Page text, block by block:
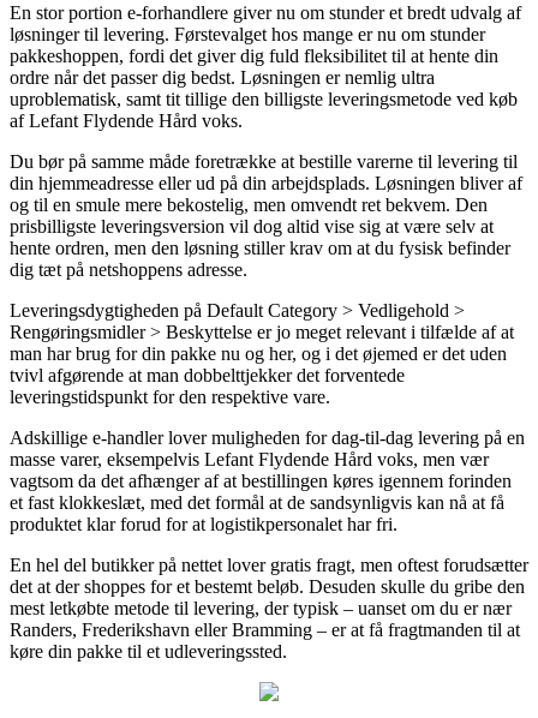
En stor portion e-forhandlere giver nu om stunder et bredt udvalg af
løsninger til levering. Førstevalget hos mange er nu om stunder
pakkeshoppen, fordi det giver dig fuld fleksibilitet til at hente din
ordre når det passer dig bedst. Løsningen er nemlig ultra
uproblematisk, samt tit tillige den billigste leveringsmetode ved køb
af Lefant Flydende Hård voks.
Du bør på samme måde foretrække at bestille varerne til levering til
din hjemmeadresse eller ud på din arbejdsplads. Løsningen bliver af
og til en smule mere bekostelig, men omvendt ret bekvem. Den
prisbilligste leveringsversion vil dog altid vise sig at være selv at
hente ordren, men den løsning stiller krav om at du fysisk befinder
dig tæt på netshoppens adresse.
Leveringsdygtigheden på Default Category > Vedligehold >
Rengøringsmidler > Beskyttelse er jo meget relevant i tilfælde af at
man har brug for din pakke nu og her, og i det øjemed er det uden
tvivl afgørende at man dobbelttjekker det forventede
leveringstidspunkt for den respektive vare.
Adskillige e-handler lover muligheden for dag-til-dag levering på en
masse varer, eksempelvis Lefant Flydende Hård voks, men vær
vagtsom da det afhænger af at bestillingen køres igennem forinden
et fast klokkeslæt, med det formål at de sandsynligvis kan nå at få
produktet klar forud for at logistikpersonalet har fri.
En hel del butikker på nettet lover gratis fragt, men oftest forudsætter
det at der shoppes for et bestemt beløb. Desuden skulle du gribe den
mest letkøbte metode til levering, der typisk – uanset om du er nær
Randers, Frederikshavn eller Bramming – er at få fragtmanden til at
køre din pakke til et udleveringssted.